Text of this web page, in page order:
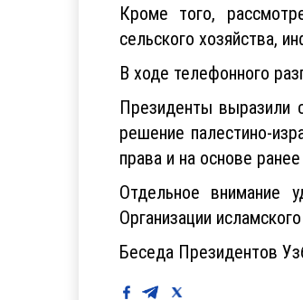
Кроме того,
сельского хозяйства,
В ходе телефонного
Президенты выразили
решение палестино-
права и на основе
Отдельное внимание
Организации
Беседа Президентов